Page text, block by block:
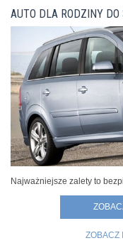
normę CAFE,
TS Kombi z napędem
wyjątkowym lakierem
hybrydowym
Polsce.
Corolla jest
AUTO DLA RODZINY
Najważniejsze zalety to
ZOBACZ